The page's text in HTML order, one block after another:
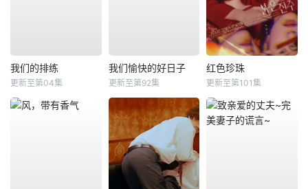
我们的排练
更新至第04集
我们愉快的好日子
更新至第92集
红色珍珠
更新至第101集